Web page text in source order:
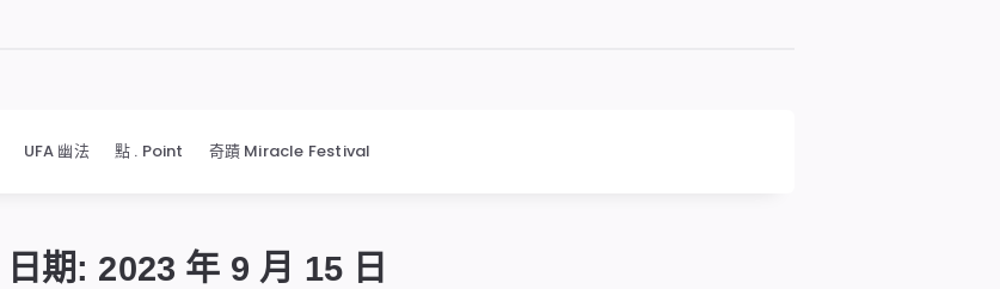
UFA 幽法 點 . Point 奇蹟 Miracle Festival
日期: 2023 年 9 月 15 日